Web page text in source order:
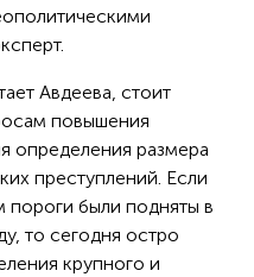
Авдеева, стоит
повышения
определения размера
преступлений. Если
пороги были подняты в
то сегодня остро
крупного и